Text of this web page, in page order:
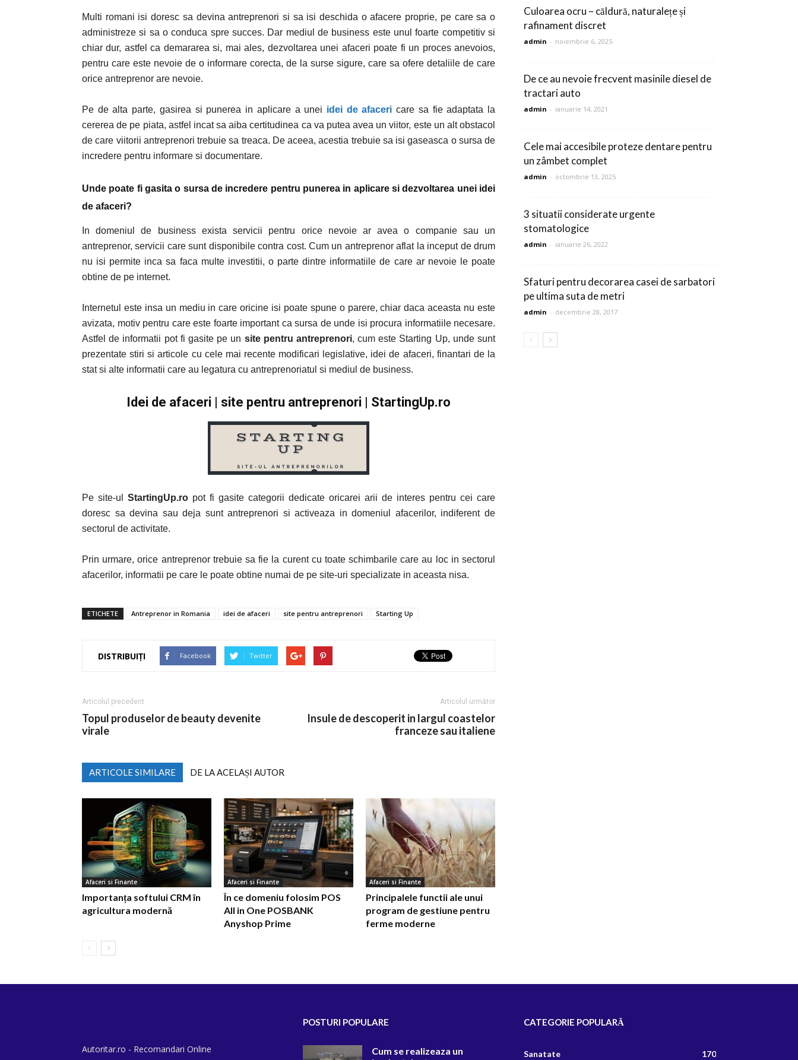
Multi romani isi doresc sa devina antreprenori si sa isi deschida o afacere proprie, pe care sa o
administreze si sa o conduca spre succes. Dar mediul de business este unul foarte competitiv si
chiar dur, astfel ca demararea si, mai ales, dezvoltarea unei afaceri poate fi un proces anevoios,
pentru care este nevoie de o informare corecta, de la surse sigure, care sa ofere detaliile de care
orice antreprenor are nevoie.
Pe de alta parte, gasirea si punerea in aplicare a unei idei de afaceri care sa fie adaptata la
cererea de pe piata, astfel incat sa aiba certitudinea ca va putea avea un viitor, este un alt obstacol
de care viitorii antreprenori trebuie sa treaca. De aceea, acestia trebuie sa isi gaseasca o sursa de
incredere pentru informare si documentare.
Unde poate fi gasita o sursa de incredere pentru punerea in aplicare si dezvoltarea unei idei
de afaceri?
In domeniul de business exista servicii pentru orice nevoie ar avea o companie sau un
antreprenor, servicii care sunt disponibile contra cost. Cum un antreprenor aflat la inceput de drum
nu isi permite inca sa faca multe investitii, o parte dintre informatiile de care ar nevoie le poate
obtine de pe internet.
Internetul este insa un mediu in care oricine isi poate spune o parere, chiar daca aceasta nu este
avizata, motiv pentru care este foarte important ca sursa de unde isi procura informatiile necesare.
Astfel de informatii pot fi gasite pe un site pentru antreprenori, cum este Starting Up, unde sunt
prezentate stiri si articole cu cele mai recente modificari legislative, idei de afaceri, finantari de la
stat si alte informatii care au legatura cu antreprenoriatul si mediul de business.
Idei de afaceri | site pentru antreprenori | StartingUp.ro
Pe site-ul StartingUp.ro pot fi gasite categorii dedicate oricarei arii de interes pentru cei care
doresc sa devina sau deja sunt antreprenori si activeaza in domeniul afacerilor, indiferent de
sectorul de activitate.
Prin urmare, orice antreprenor trebuie sa fie la curent cu toate schimbarile care au loc in sectorul
afacerilor, informatii pe care le poate obtine numai de pe site-uri specializate in aceasta nisa.
ETICHETE Antreprenor in Romania idei de afaceri site pentru antreprenori Starting Up
DISTRIBUIȚI Facebook Twitter
Articolul precedent
Topul produselor de beauty devenite
virale
Articolul următor
Insule de descoperit in largul coastelor
franceze sau italiene
ARTICOLE SIMILARE DE LA ACELAȘI AUTOR
Afaceri si Finante
Importanța softului CRM în
agricultura modernă
Afaceri si Finante
În ce domeniu folosim POS
All in One POSBANK
Anyshop Prime
Afaceri si Finante
Principalele functii ale unui
program de gestiune pentru
ferme moderne
Culoarea ocru – căldură, naturalețe și
rafinament discret
admin - noiembrie 6, 2025
De ce au nevoie frecvent masinile diesel de
tractari auto
admin - ianuarie 14, 2021
Cele mai accesibile proteze dentare pentru
un zâmbet complet
admin - octombrie 13, 2025
3 situatii considerate urgente
stomatologice
admin - ianuarie 26, 2022
Sfaturi pentru decorarea casei de sarbatori
pe ultima suta de metri
admin - decembrie 28, 2017
Autoritar.ro - Recomandari Online
POSTURI POPULARE
Cum se realizeaza un
CATEGORIE POPULARĂ
Sanatate 170